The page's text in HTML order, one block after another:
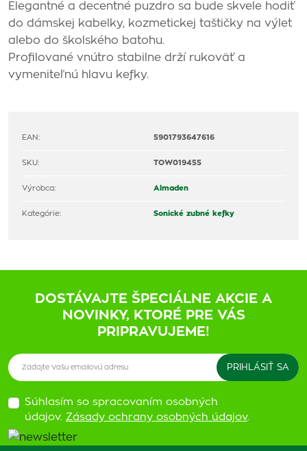
Elegantné a decentné puzdro sa bude skvele hodiť
do dámskej kabelky, kozmetickej taštičky na výlet
alebo do školského batohu.
Profilované vnútro stabilne drží rukoväť a
vymeniteľnú hlavu kefky.
EAN: 5901793647616
SKU: TOW019455
Výrobca: Almaden
Kategórie: Sonické zubné kefky
DOSTÁVAJTE ŠPECIÁLNE AKCIE A
NOVINKY, KTORÉ PRE VÁS
PRIPRAVUJEME!
Súhlasím so spracovaním osobných
údajov. Zásady ochrany osobných údajov.